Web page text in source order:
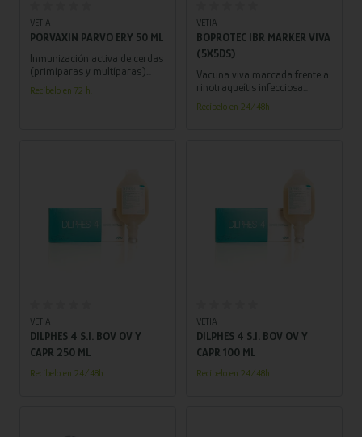
VETIA
PORVAXIN PARVO ERY 50 ML
Inmunización activa de cerdas
(primíparas y multíparas)
para reducir los signos
clínicos (lesiones cutáneas y
multíparas causadas por
Recíbelo en 72 h.
VETIA
BOPROTEC IBR MARKER VIVA
(5X5DS)
Vacuna viva marcada frente a
rinotraqueítis infecciosa
bovina (IBR) en liofilizado
para suspensión inyectable
Recíbelo en 24/48h
VETIA
DILPHES 4 S.I. BOV OV Y
CAPR 250 ML
Recíbelo en 24/48h
VETIA
DILPHES 4 S.I. BOV OV Y
CAPR 100 ML
Recíbelo en 24/48h